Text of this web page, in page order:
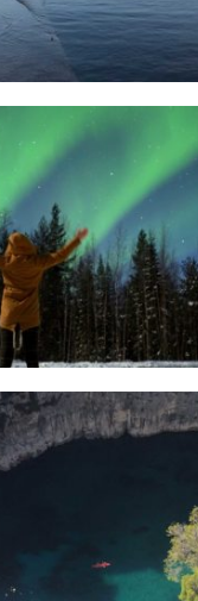
eine
Nordlichter
31. JANUAR 2018
Roadtrip